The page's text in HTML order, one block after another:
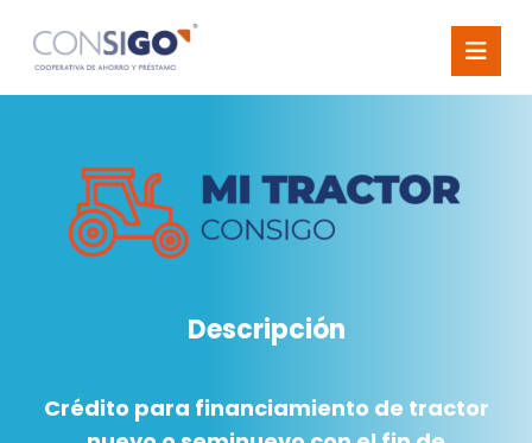
Descripción
Crédito para financiamiento de tractor